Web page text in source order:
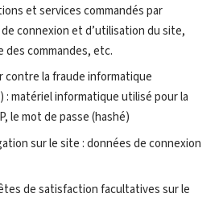
et services commandés par
connexion et d’utilisation du site,
commandes, etc.
la fraude informatique
matériel informatique utilisé pour la
le mot de passe (hashé)
sur le site : données de connexion
de satisfaction facultatives sur le